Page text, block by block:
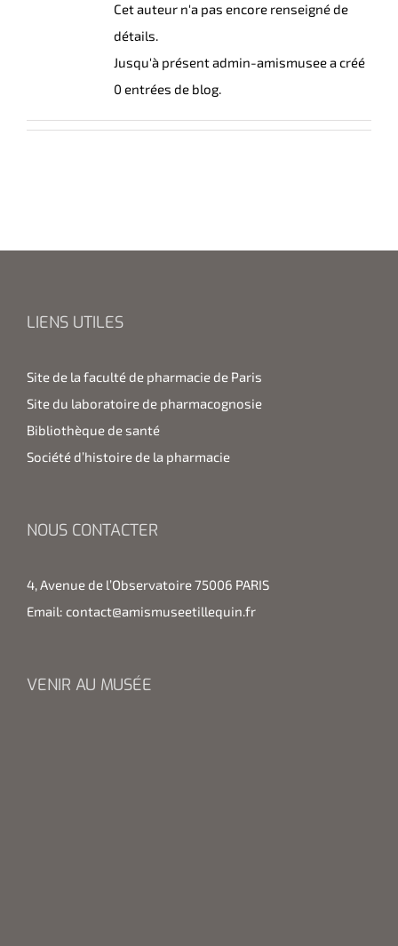
Cet auteur n'a pas encore renseigné de
détails.
Jusqu'à présent admin-amismusee a créé
0 entrées de blog.
LIENS UTILES
Site de la faculté de pharmacie de Paris
Site du laboratoire de pharmacognosie
Bibliothèque de santé
Société d’histoire de la pharmacie
NOUS CONTACTER
4, Avenue de l’Observatoire 75006 PARIS
Email: contact@amismuseetillequin.fr
VENIR AU MUSÉE